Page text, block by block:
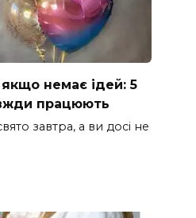
немає ідей: 5
працюють
завтра, а ви досі не